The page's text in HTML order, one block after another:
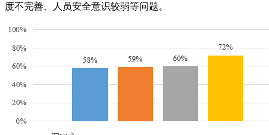
度不完善、人员安全意识较弱等问题。